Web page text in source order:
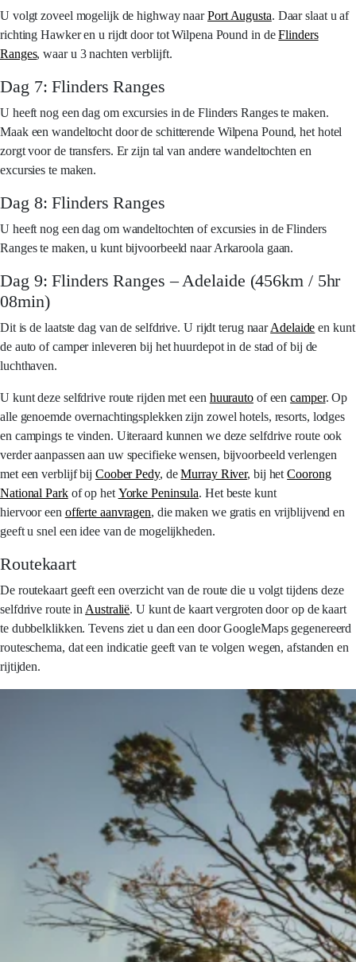
U volgt zoveel mogelijk de highway naarPort Augusta. Daar slaat u af
richting Hawker en u rijdt door tot Wilpena Pound in deFlinders
Ranges, waar u 3 nachten verblijft.
Dag 7: Flinders Ranges
U heeft nog een dag om excursies in de Flinders Ranges te maken.
Maak een wandeltocht door de schitterende Wilpena Pound, het hotel
zorgt voor de transfers. Er zijn tal van andere wandeltochten en
excursies te maken.
Dag 8: Flinders Ranges
U heeft nog een dag om wandeltochten of excursies in de Flinders
Ranges te maken, u kunt bijvoorbeeld naar Arkaroola gaan.
Dag 9: Flinders Ranges – Adelaide (456km / 5hr
08min)
Dit is de laatste dag van de selfdrive. U rijdt terug naarAdelaide en kunt
de auto of camper inleveren bij het huurdepot in de stad of bij de
luchthaven.
U kunt deze selfdrive route rijden met een huurautoof eencamper. Op
alle genoemde overnachtingsplekken zijn zowel hotels, resorts, lodges
en campings te vinden. Uiteraard kunnen we deze selfdrive route ook
verder aanpassen aan uw specifieke wensen, bijvoorbeeld verlengen
met een verblijf bij Coober Pedy, deMurray River, bij hetCoorong
National Parkof op het Yorke Peninsula. Het beste kunt
hiervoor een offerte aanvragen, die maken we gratis en vrijblijvend en
geeft u snel een idee van de mogelijkheden.
Routekaart
De routekaart geeft een overzicht van de route die u volgt tijdens deze
selfdrive route in Australië. U kunt de kaart vergroten door op de kaart
te dubbelklikken. Tevens ziet u dan een door GoogleMaps gegenereerd
routeschema, dat een indicatie geeft van te volgen wegen, afstanden en
rijtijden.